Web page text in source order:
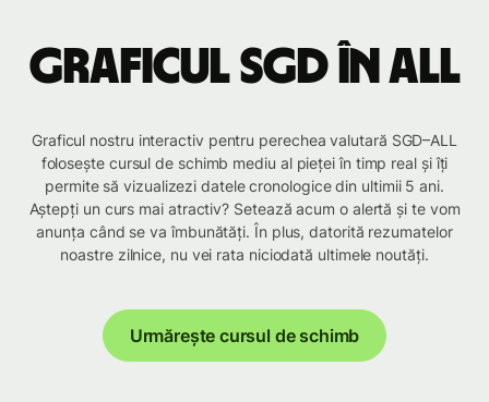
Graficul SGD în ALL
Graficul nostru interactiv pentru perechea valutară SGD–ALL
folosește cursul de schimb mediu al pieței în timp real și îți
permite să vizualizezi datele cronologice din ultimii 5 ani.
Aștepți un curs mai atractiv? Setează acum o alertă și te vom
anunța când se va îmbunătăți. În plus, datorită rezumatelor
noastre zilnice, nu vei rata niciodată ultimele noutăți.
Urmărește cursul de schimb